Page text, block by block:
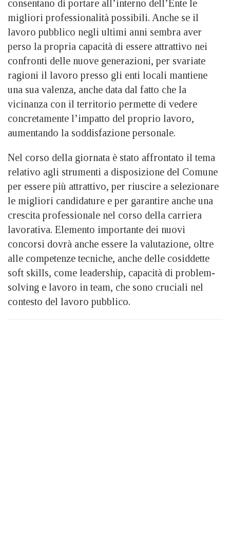
consentano di portare all’interno dell’Ente le
migliori professionalità possibili. Anche se il
lavoro pubblico negli ultimi anni sembra aver
perso la propria capacità di essere attrattivo nei
confronti delle nuove generazioni, per svariate
ragioni il lavoro presso gli enti locali mantiene
una sua valenza, anche data dal fatto che la
vicinanza con il territorio permette di vedere
concretamente l’impatto del proprio lavoro,
aumentando la soddisfazione personale.
Nel corso della giornata è stato affrontato il tema
relativo agli strumenti a disposizione del Comune
per essere più attrattivo, per riuscire a selezionare
le migliori candidature e per garantire anche una
crescita professionale nel corso della carriera
lavorativa. Elemento importante dei nuovi
concorsi dovrà anche essere la valutazione, oltre
alle competenze tecniche, anche delle cosiddette
soft skills, come leadership, capacità di problem-
solving e lavoro in team, che sono cruciali nel
contesto del lavoro pubblico.